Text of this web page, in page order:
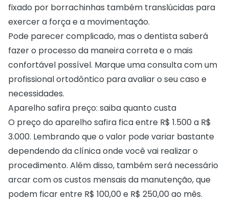
fixado por borrachinhas também translúcidas para
exercer a força e a movimentação.
Pode parecer complicado, mas o dentista saberá
fazer o processo da maneira correta e o mais
confortável possível. Marque uma consulta com um
profissional ortodôntico para avaliar o seu caso e
necessidades.
Aparelho safira preço: saiba quanto custa
O preço do aparelho safira fica entre R$ 1.500 a R$
3.000. Lembrando que o valor pode variar bastante
dependendo da clínica onde você vai realizar o
procedimento. Além disso, também será necessário
arcar com os custos mensais da manutenção, que
podem ficar entre R$ 100,00 e R$ 250,00 ao mês.